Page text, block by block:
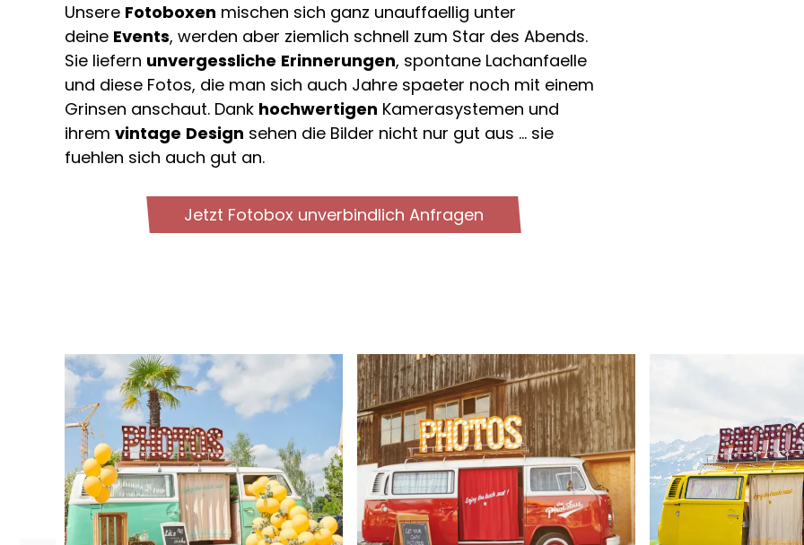
Unsere Fotoboxen mischen sich ganz unauffaellig unter
deine Events, werden aber ziemlich schnell zum Star des Abends.
Sie liefern unvergessliche Erinnerungen, spontane Lachanfaelle
und diese Fotos, die man sich auch Jahre spaeter noch mit einem
Grinsen anschaut. Dank hochwertigen Kamerasystemen und
ihrem vintage Design sehen die Bilder nicht nur gut aus … sie
fuehlen sich auch gut an.
Jetzt Fotobox unverbindlich Anfragen